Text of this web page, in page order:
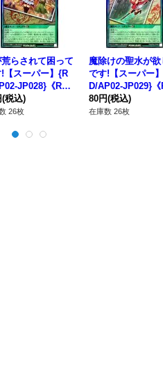
らされて困って
!【スーパー】{R
JP028}《RD
(税込)
26枚
魔除けの聖水が欲
です!【スーパー
D/AP02-JP029}《
魔法》
80円(税込)
在庫数 26枚